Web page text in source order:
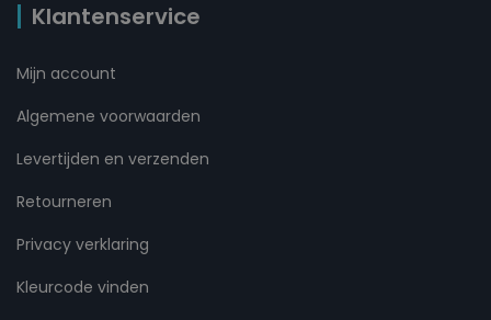
Klantenservice
Mijn account
Algemene voorwaarden
Levertijden en verzenden
Retourneren
Privacy verklaring
Kleurcode vinden